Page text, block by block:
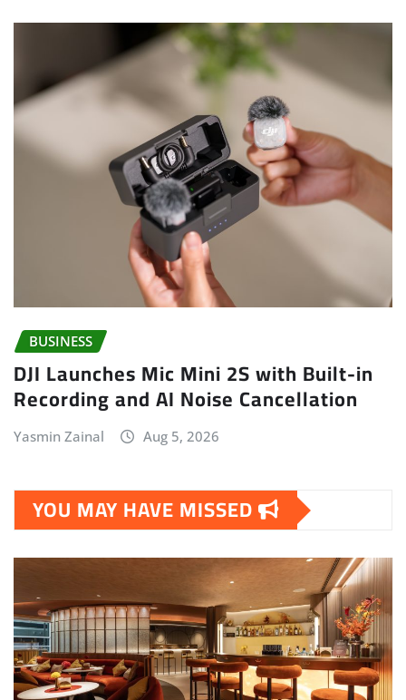
BUSINESS
DJI Launches Mic Mini 2S with Built-in
Recording and AI Noise Cancellation
Yasmin Zainal Aug 5, 2026
YOU MAY HAVE MISSED